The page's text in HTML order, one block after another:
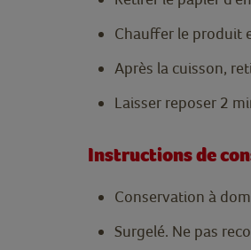
Chauffer le produit
Après la cuisson,
Laisser reposer 2
Instructions de
Conservation à
Surgelé. Ne pas